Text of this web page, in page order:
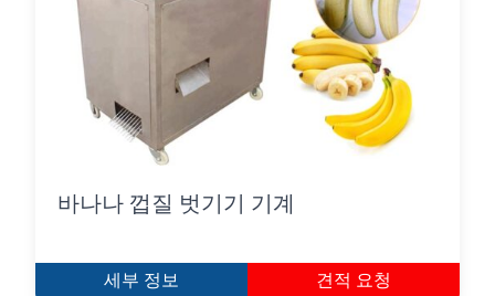
바나나 껍질 벗기기 기계
세부 정보 견적 요청